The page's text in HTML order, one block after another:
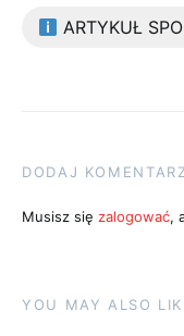
ARTYKUŁ
DODAJ KOMENTARZ
Musisz się zalogować,
YOU MAY ALSO